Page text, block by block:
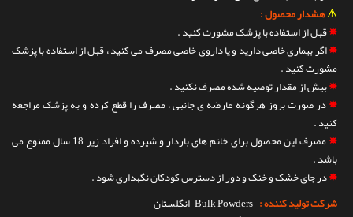
⚠هشدار محصول :
✵قبل از استفاده با پزشک مشورت کنید .
✵اگر بیماری خاصی دارید و یا داروی خاصی مصرف می کنید ، قبل از استفاده با پزشک
مشورت کنید .
✵بیش از مقدار توصیه شده مصرف نکنید .
✵در صورت بروز هرگونه عارضه ی جانبی ، مصرف را قطع کرده و به پزشک مراجعه
کنید .
✵
مصرف این محصول برای خانم های باردار و شیرده و افراد زیر 18 سال ممنوع می
باشد .
✵در جای خشک و خنک و دور از دسترس کودکان نگهداری شود .
شرکت تولید کننده : Bulk Powders انگلستان